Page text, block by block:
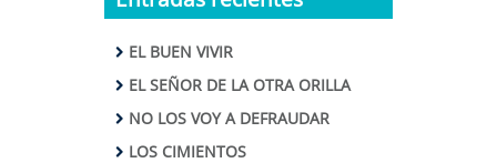
EL BUEN VIVIR
EL SEÑOR DE LA OTRA ORILLA
NO LOS VOY A DEFRAUDAR
LOS CIMIENTOS